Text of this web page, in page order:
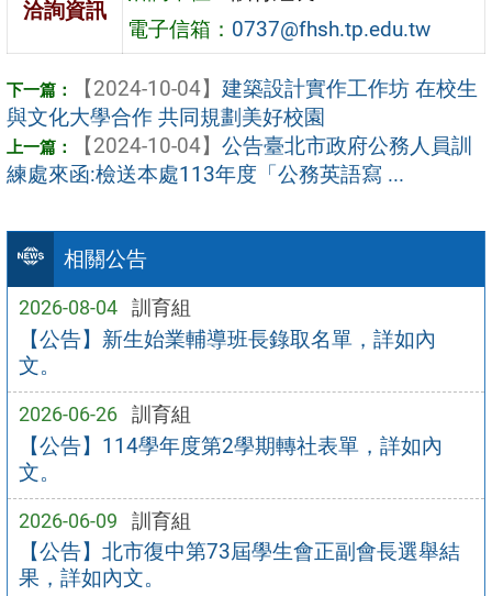
相關公告
2026-08-04 訓育組
【公告】新生始業輔導班長錄取名單，詳如內
文。
2026-06-26 訓育組
【公告】114學年度第2學期轉社表單，詳如內
文。
2026-06-09 訓育組
【公告】北市復中第73屆學生會正副會長選舉結
果，詳如內文。
洽詢資訊
電子信箱： 0737@fhsh.tp.edu.tw
【2024-10-04】 建築設計實作工作坊 在校生
與文化大學合作 共同規劃美好校園
【2024-10-04】 公告臺北市政府公務人員訓
練處來函:檢送本處113年度「公務英語寫 ...